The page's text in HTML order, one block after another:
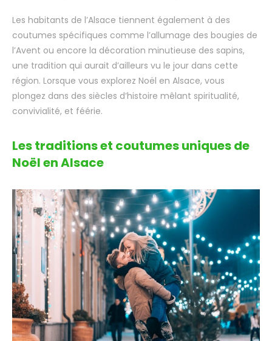
Les habitants de l’Alsace tiennent également à des
coutumes spécifiques comme l’allumage des bougies de
l’Avent ou encore la décoration minutieuse des sapins,
une tradition qui aurait d’ailleurs vu le jour dans cette
région. Lorsque vous explorez Noël en Alsace, vous
plongez dans des siècles d’histoire mêlant spiritualité,
convivialité, et féérie.
Les traditions et coutumes uniques de
Noël en Alsace